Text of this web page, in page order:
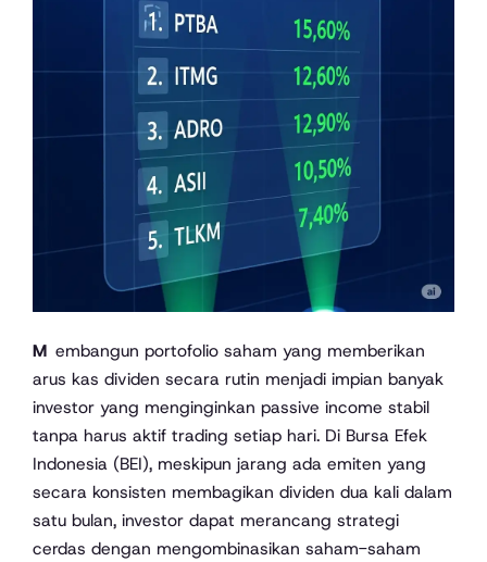
Membangun portofolio saham yang memberikan
arus kas dividen secara rutin menjadi impian banyak
investor yang menginginkan passive income stabil
tanpa harus aktif trading setiap hari. Di Bursa Efek
Indonesia (BEI), meskipun jarang ada emiten yang
secara konsisten membagikan dividen dua kali dalam
satu bulan, investor dapat merancang strategi
cerdas dengan mengombinasikan saham-saham